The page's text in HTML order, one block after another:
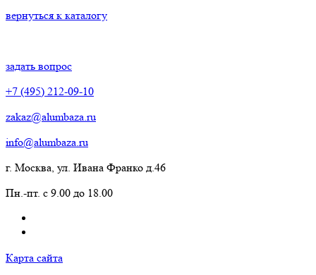
вернуться к каталогу
задать вопрос
+7 (495) 212-09-10
zakaz@alumbaza.ru
info@alumbaza.ru
г. Москва, ул. Ивана Франко д.46
Пн.-пт. с 9.00 до 18.00
Карта сайта